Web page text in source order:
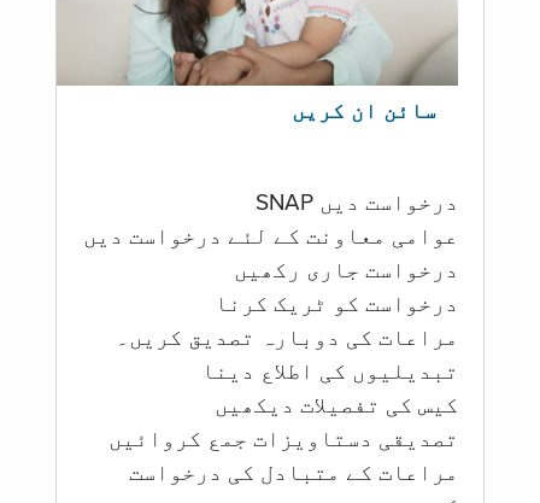
سائن ان کریں
درخواست دیں SNAP
عوامی معاونت کے لئے درخواست دیں
درخواست جاری رکھیں
درخواست کو ٹریک کرنا
مراعات کی دوبارہ تصدیق کریں۔
تبدیلیوں کی اطلاع دینا
کیس کی تفصیلات دیکھیں
تصدیقی دستاویزات جمع کروائیں
مراعات کے متبادل کی درخواست